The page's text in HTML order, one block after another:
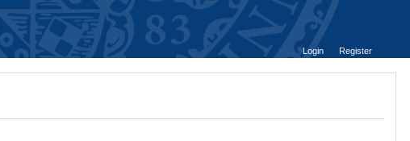
Login
Register